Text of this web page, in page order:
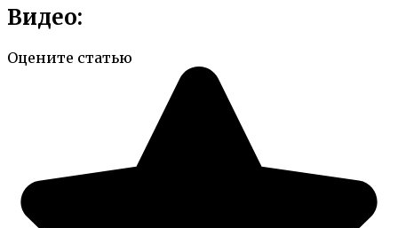
Видео:
Оцените статью